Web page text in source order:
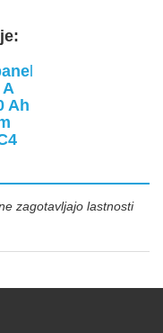
l
Ah
zagotavljajo lastnosti